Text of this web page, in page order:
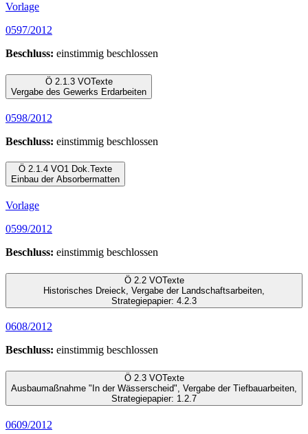
Vorlage
0597/2012
Beschluss: einstimmig beschlossen
Ö 2.1.3 VOTexte
Vergabe des Gewerks Erdarbeiten
0598/2012
Beschluss: einstimmig beschlossen
Ö 2.1.4 VO1 Dok.Texte
Einbau der Absorbermatten
Vorlage
0599/2012
Beschluss: einstimmig beschlossen
Ö 2.2 VOTexte
Historisches Dreieck, Vergabe der Landschaftsarbeiten,
Strategiepapier: 4.2.3
0608/2012
Beschluss: einstimmig beschlossen
Ö 2.3 VOTexte
Ausbaumaßnahme "In der Wässerscheid", Vergabe der Tiefbauarbeiten,
Strategiepapier: 1.2.7
0609/2012